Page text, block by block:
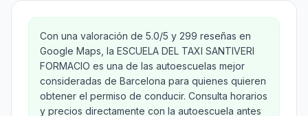
Con una valoración de 5.0/5 y 299 reseñas en
Google Maps, la ESCUELA DEL TAXI SANTIVERI
FORMACIO es una de las autoescuelas mejor
consideradas de Barcelona para quienes quieren
obtener el permiso de conducir. Consulta horarios
y precios directamente con la autoescuela antes